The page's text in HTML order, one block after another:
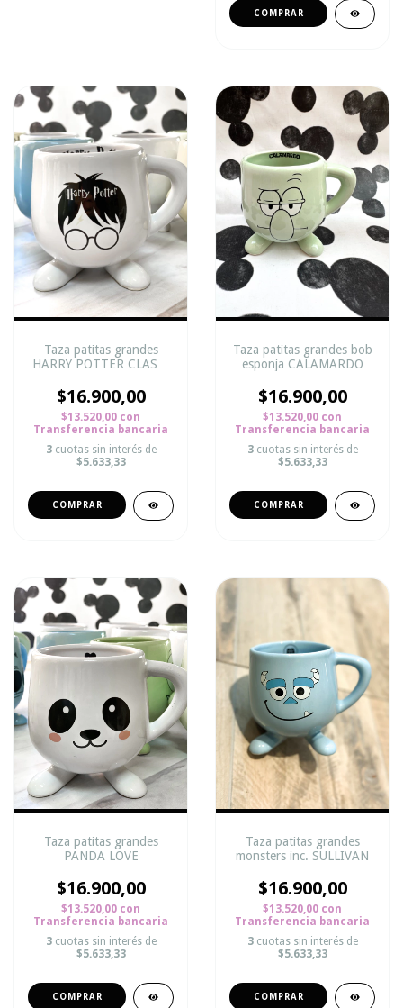
Taza patitas grandes
HARRY POTTER CLASIC
$16.900,00
$13.520,00 con
Transferencia bancaria
3 cuotas sin interés de
$5.633,33
Taza patitas grandes bob
esponja CALAMARDO
$16.900,00
$13.520,00 con
Transferencia bancaria
3 cuotas sin interés de
$5.633,33
Taza patitas grandes
PANDA LOVE
$16.900,00
$13.520,00 con
Transferencia bancaria
3 cuotas sin interés de
$5.633,33
Taza patitas grandes
monsters inc. SULLIVAN
$16.900,00
$13.520,00 con
Transferencia bancaria
3 cuotas sin interés de
$5.633,33